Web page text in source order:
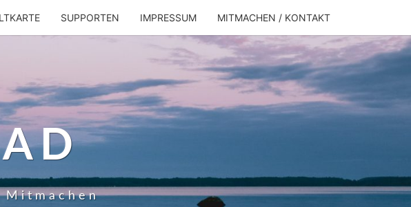
SUPPORTEN IMPRESSUM MITMACHEN / KONTAKT
Mitmachen